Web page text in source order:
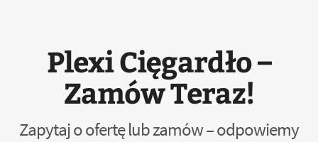
Plexi Cięgardło –
Zamów Teraz!
Zapytaj o ofertę lub zamów – odpowiemy